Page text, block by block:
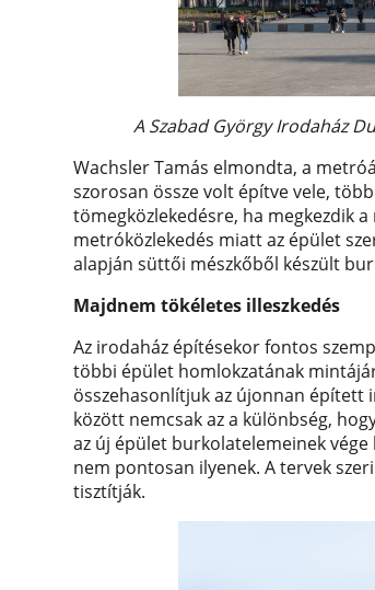
A Szabad György Irodaház
Wachsler Tamás elmondta, a
szorosan össze volt építve vele,
tömegközlekedésre, ha megkezdik
metróközlekedés miatt az épület
alapján süttői mészkőből készült
Majdnem tökéletes illeszkedés
Az irodaház építésekor fontos
többi épület homlokzatának
összehasonlítjuk az újonnan épített
között nemcsak az a különbség,
az új épület burkolatelemeinek
nem pontosan ilyenek. A tervek
tisztítják.